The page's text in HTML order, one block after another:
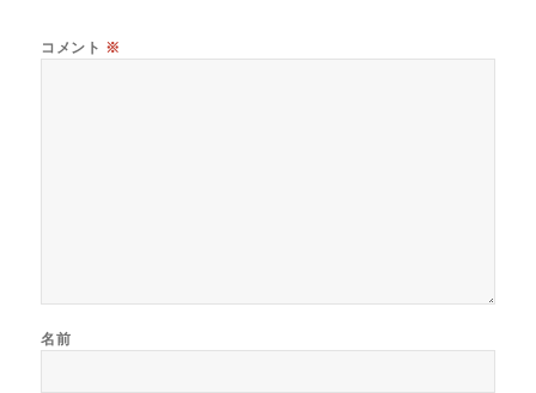
コメント ※
名前